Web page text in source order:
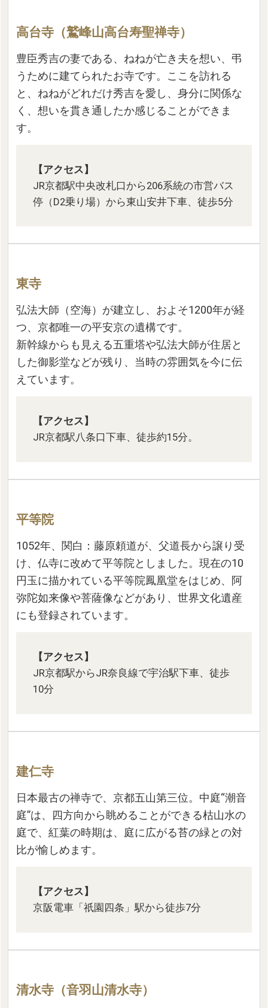
高台寺（鷲峰山高台寿聖禅寺）
豊臣秀吉の妻である、ねねが亡き夫を想い、弔
うために建てられたお寺です。ここを訪れる
と、ねねがどれだけ秀吉を愛し、身分に関係な
く、想いを貫き通したか感じることができま
す。
【アクセス】
JR京都駅中央改札口から206系統の市営バス
停（D2乗り場）から東山安井下車、徒歩5分
東寺
弘法大師（空海）が建立し、およそ1200年が経
つ、京都唯一の平安京の遺構です。
新幹線からも見える五重塔や弘法大師が住居と
した御影堂などが残り、当時の雰囲気を今に伝
えています。
【アクセス】
JR京都駅八条口下車、徒歩約15分。
平等院
1052年、関白：藤原頼道が、父道長から譲り受
け、仏寺に改めて平等院としました。現在の10
円玉に描かれている平等院鳳凰堂をはじめ、阿
弥陀如来像や菩薩像などがあり、世界文化遺産
にも登録されています。
【アクセス】
JR京都駅からJR奈良線で宇治駅下車、徒歩
10分
建仁寺
日本最古の禅寺で、京都五山第三位。中庭“潮音
庭”は、四方向から眺めることができる枯山水の
庭で、紅葉の時期は、庭に広がる苔の緑との対
比が愉しめます。
【アクセス】
京阪電車「祇園四条」駅から徒歩7分
清水寺（音羽山清水寺）